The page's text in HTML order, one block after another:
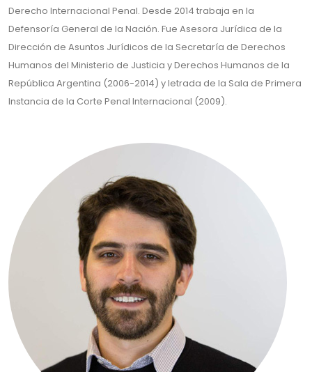
Derecho Internacional Penal. Desde 2014 trabaja en la
Defensoría General de la Nación. Fue Asesora Jurídica de la
Dirección de Asuntos Jurídicos de la Secretaría de Derechos
Humanos del Ministerio de Justicia y Derechos Humanos de la
República Argentina (2006-2014) y letrada de la Sala de Primera
Instancia de la Corte Penal Internacional (2009).